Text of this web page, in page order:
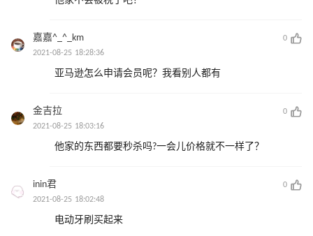
嘉嘉^_^_km
0
2021-08-25 18:28:36
亚马逊怎么申请会员呢？我看别人都有
金吉拉
0
2021-08-25 18:03:16
他家的东西都要秒杀吗?一会儿价格就不一样了？
inin君
0
2021-08-25 18:02:48
电动牙刷买起来